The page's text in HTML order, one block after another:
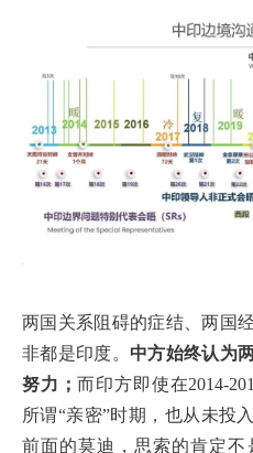
两国关系阻碍的症结、两国
非都是印度。 中方始终认为
努力； 而印方即使在2014-
所谓“亲密”时期，也从未投
前面的莫迪，思索的肯定